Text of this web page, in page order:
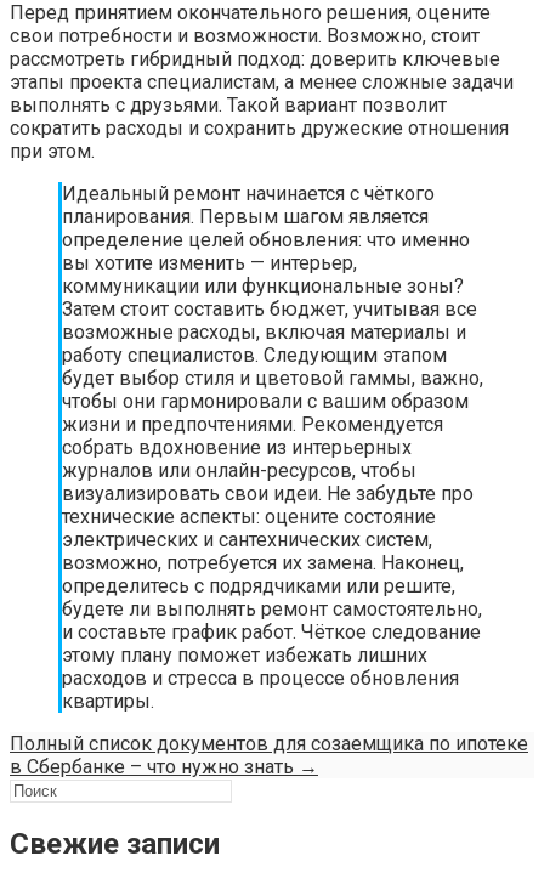
Перед принятием окончательного решения, оцените
свои потребности и возможности. Возможно, стоит
рассмотреть гибридный подход: доверить ключевые
этапы проекта специалистам, а менее сложные задачи
выполнять с друзьями. Такой вариант позволит
сократить расходы и сохранить дружеские отношения
при этом.
Идеальный ремонт начинается с чёткого
планирования. Первым шагом является
определение целей обновления: что именно
вы хотите изменить — интерьер,
коммуникации или функциональные зоны?
Затем стоит составить бюджет, учитывая все
возможные расходы, включая материалы и
работу специалистов. Следующим этапом
будет выбор стиля и цветовой гаммы, важно,
чтобы они гармонировали с вашим образом
жизни и предпочтениями. Рекомендуется
собрать вдохновение из интерьерных
журналов или онлайн-ресурсов, чтобы
визуализировать свои идеи. Не забудьте про
технические аспекты: оцените состояние
электрических и сантехнических систем,
возможно, потребуется их замена. Наконец,
определитесь с подрядчиками или решите,
будете ли выполнять ремонт самостоятельно,
и составьте график работ. Чёткое следование
этому плану поможет избежать лишних
расходов и стресса в процессе обновления
квартиры.
Полный список документов для созаемщика по ипотеке
в Сбербанке – что нужно знать →
Свежие записи